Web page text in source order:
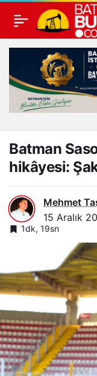
Batman
hikâyesi:
Mehmet
15 Aralık
1dk, 19sn